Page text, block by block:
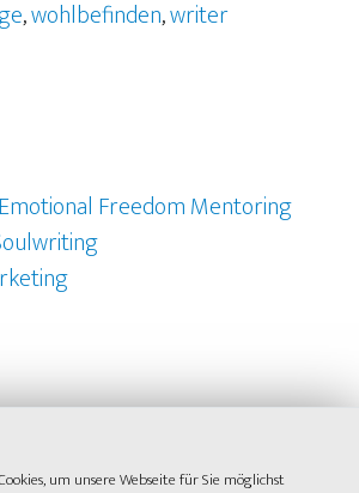
,wohlbefinden,writer
Freedom Mentoring
um unsere Webseite für Sie möglichst